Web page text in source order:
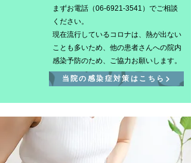
まずお電話（06-6921-3541）でご相談
ください。
現在流行しているコロナは、熱が出ない
ことも多いため、他の患者さんへの院内
感染予防のため、ご協力お願いします。
当院の感染症対策はこちら